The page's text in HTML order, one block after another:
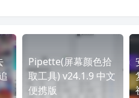
Pipette(屏幕颜色拾
取工具) v24.1.9 中文
便携版